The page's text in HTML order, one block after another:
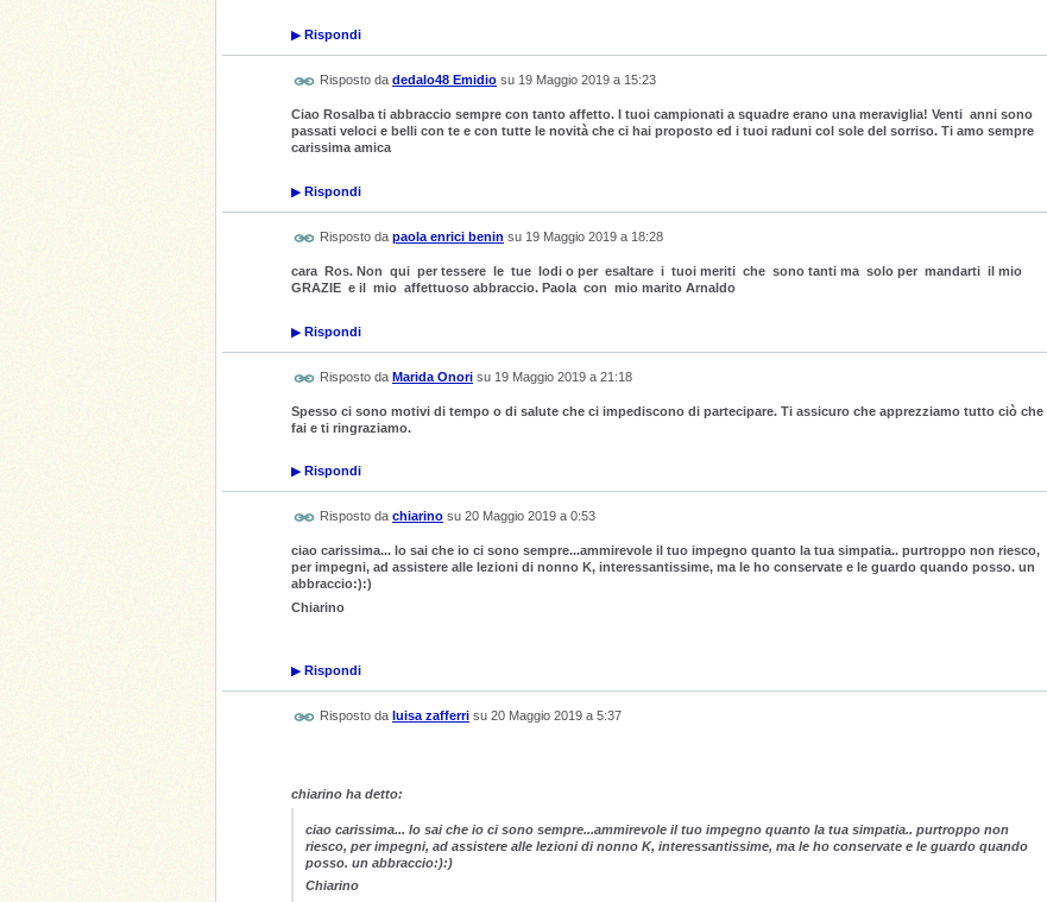
▶ Rispondi
Risposto da dedalo48 Emidio su 19 Maggio 2019 a 15:23
Ciao Rosalba ti abbraccio sempre con tanto affetto. I tuoi campionati a squadre erano una meraviglia! Venti anni sono
passati veloci e belli con te e con tutte le novità che ci hai proposto ed i tuoi raduni col sole del sorriso. Ti amo sempre
carissima amica
▶ Rispondi
Risposto da paola enrici benin su 19 Maggio 2019 a 18:28
cara Ros. Non qui per tessere le tue lodi o per esaltare i tuoi meriti che sono tanti ma solo per mandarti il mio
GRAZIE e il mio affettuoso abbraccio. Paola con mio marito Arnaldo
▶ Rispondi
Risposto da Marida Onori su 19 Maggio 2019 a 21:18
Spesso ci sono motivi di tempo o di salute che ci impediscono di partecipare. Ti assicuro che apprezziamo tutto ciò che
fai e ti ringraziamo.
▶ Rispondi
Risposto da chiarino su 20 Maggio 2019 a 0:53
ciao carissima... lo sai che io ci sono sempre...ammirevole il tuo impegno quanto la tua simpatia.. purtroppo non riesco,
per impegni, ad assistere alle lezioni di nonno K, interessantissime, ma le ho conservate e le guardo quando posso. un
abbraccio:):)
Chiarino
▶ Rispondi
Risposto da luisa zafferri su 20 Maggio 2019 a 5:37
chiarino ha detto:
ciao carissima... lo sai che io ci sono sempre...ammirevole il tuo impegno quanto la tua simpatia.. purtroppo non
riesco, per impegni, ad assistere alle lezioni di nonno K, interessantissime, ma le ho conservate e le guardo quando
posso. un abbraccio:):)
Chiarino